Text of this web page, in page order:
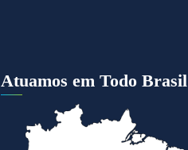
Atuamos em Todo Brasil